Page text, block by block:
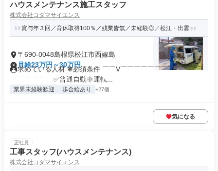
ハウスメンテナンス施工スタッフ
株式会社コダマサイエンス
賞与年３回／育休取得100％／残業皆無／未経験◎／松江・出雲
〒690-0048島根県松江市西嫁島
月給23万円～30万円
求めている人材 ❃必須条件 ￣￣V￣￣￣￣￣￣￣￣￣￣￣￣
￣￣￣￣￣ ✅普通自動車運転...
業界未経験歓迎 歩合給あり +27個
気になる
正社員
工事スタッフ(ハウスメンテナンス)
株式会社コダマサイエンス